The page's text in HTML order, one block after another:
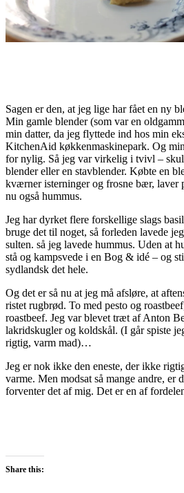
Sagen er den, at jeg lige har fået en ny
Min gamle blender (som var en
min datter, da jeg flyttede ind hos min
KitchenAid køkkenmaskinepark. Og
for nylig. Så jeg var virkelig i tvivl –
blender eller en stavblender. Købte en
kværner isterninger og frosne bær, laver
nu også hummus.
Jeg har dyrket flere forskellige slags
bruge det til noget, så forleden lavede
sulten. så jeg lavede hummus. Uden at
stå og kampsvede i en Bog & idé – og
sydlandsk det hele.
Og det er så nu at jeg må afsløre, at
ristet rugbrød. To med pesto og
roastbeef. Jeg var blevet træt af Anton
lakridskugler og koldskål. (I går spiste
rigtig, varm mad)…
Jeg er nok ikke den eneste, der ikke
varme. Men modsat så mange andre, er
forventer det af mig. Det er en af
Share this: